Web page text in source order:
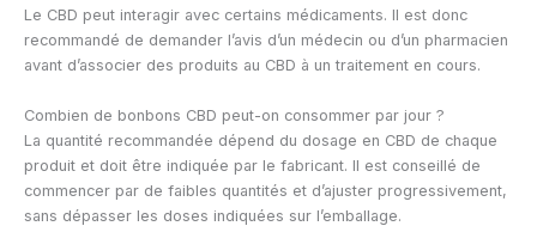
Le CBD peut interagir avec certains médicaments. Il est donc
recommandé de demander l’avis d’un médecin ou d’un pharmacien
avant d’associer des produits au CBD à un traitement en cours.
Combien de bonbons CBD peut-on consommer par jour ?
La quantité recommandée dépend du dosage en CBD de chaque
produit et doit être indiquée par le fabricant. Il est conseillé de
commencer par de faibles quantités et d’ajuster progressivement,
sans dépasser les doses indiquées sur l’emballage.